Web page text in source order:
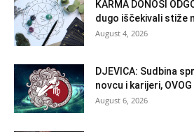
KARMA DONOSI
dugo iščekivali stiže
August 4, 2026
DJEVICA: Sudbina
novcu i karijeri, OVOG
August 6, 2026